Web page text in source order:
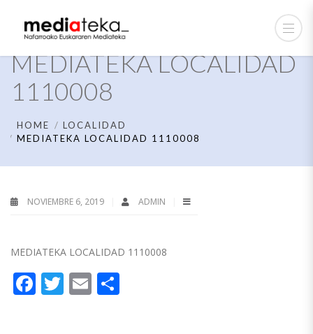
MEDIATEKA LOCALIDAD
1110008
HOME
LOCALIDAD
MEDIATEKA LOCALIDAD 1110008
NOVIEMBRE 6, 2019 ADMIN
MEDIATEKA LOCALIDAD 1110008
Facebook
Twitter
Email